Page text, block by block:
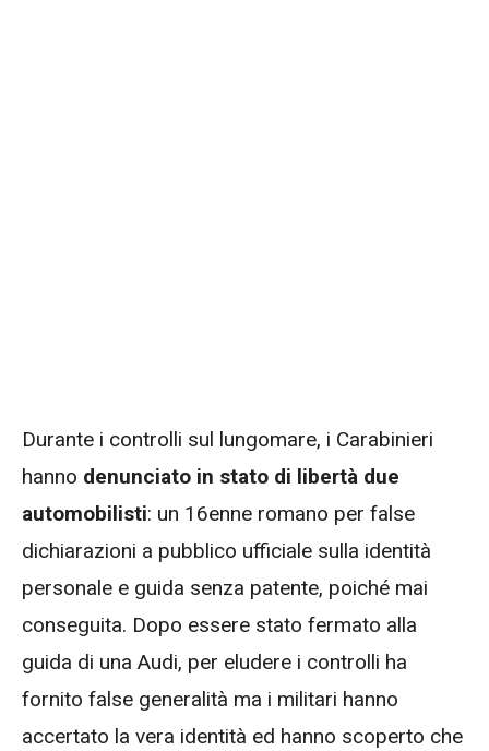
Durante i controlli sul lungomare, i Carabinieri
hanno denunciato in stato di libertà due
automobilisti: un 16enne romano per false
dichiarazioni a pubblico ufficiale sulla identità
personale e guida senza patente, poiché mai
conseguita. Dopo essere stato fermato alla
guida di una Audi, per eludere i controlli ha
fornito false generalità ma i militari hanno
accertato la vera identità ed hanno scoperto che